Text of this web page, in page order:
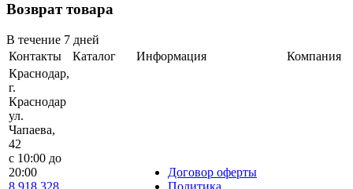
Возврат товара
В течение 7 дней
Контакты
Каталог Информация
Компания
Краснодар,
г.
Краснодар
ул.
Чапаева,
42
с 10:00 до
20:00
Договор оферты